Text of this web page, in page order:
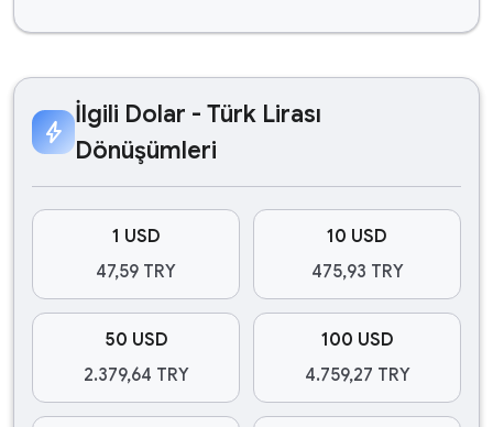
bolt
İlgili Dolar - Türk Lirası
Dönüşümleri
1 USD
47,59 TRY
10 USD
475,93 TRY
50 USD
2.379,64 TRY
100 USD
4.759,27 TRY